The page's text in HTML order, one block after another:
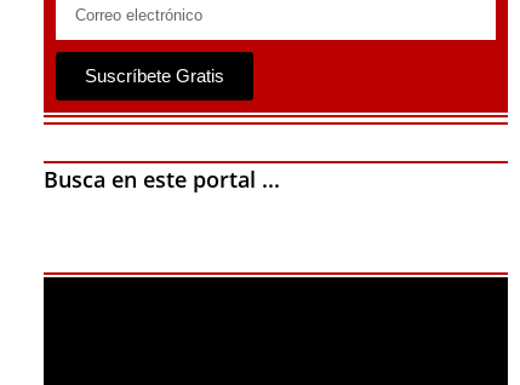
Suscríbete Gratis
Busca en este portal ...